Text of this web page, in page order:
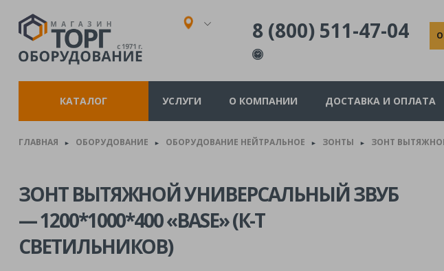
8 (800) 511-47-04
КАТАЛОГ УСЛУГИ О КОМПАНИИ ДОСТАВКА И ОПЛАТА
ГЛАВНАЯ ► ОБОРУДОВАНИЕ ► ОБОРУДОВАНИЕ НЕЙТРАЛЬНОЕ ► ЗОНТЫ ► ЗОНТ
ЗОНТ ВЫТЯЖНОЙ УНИВЕРСАЛЬНЫЙ ЗВУБ
— 1200*1000*400 «BASE» (К-Т
СВЕТИЛЬНИКОВ)